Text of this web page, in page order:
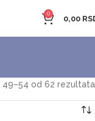
0
0,00
49–54 od 62 rezultata